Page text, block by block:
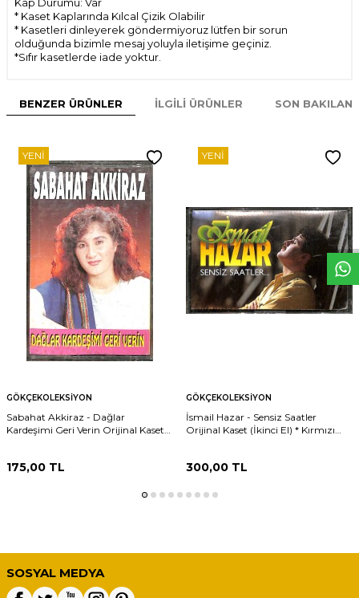
W
h
t
s
p
p
D
e
s
e
H
a
t
t
Kap Durumu: Var
* Kaset Kaplarında Kılcal Çizik Olabilir
* Kasetleri dinleyerek göndermiyoruz lütfen bir sorun
olduğunda bizimle mesaj yoluyla iletişime geçiniz.
*Sıfır kasetlerde iade yoktur.
BENZER ÜRÜNLER İLGILI ÜRÜNLER SON
YENI
GÖKÇEKOLEKSIYON
Sabahat Akkiraz - Dağlar
Kardeşimi Geri Verin Orijinal Kaset
175,00 TL
YENI
GÖKÇEKOLEKSIYON
İsmail Hazar - Sensiz Saatler
Orijinal Kaset (İkinci El) * Kırmızı
300,00TL
SOSYAL MEDYA